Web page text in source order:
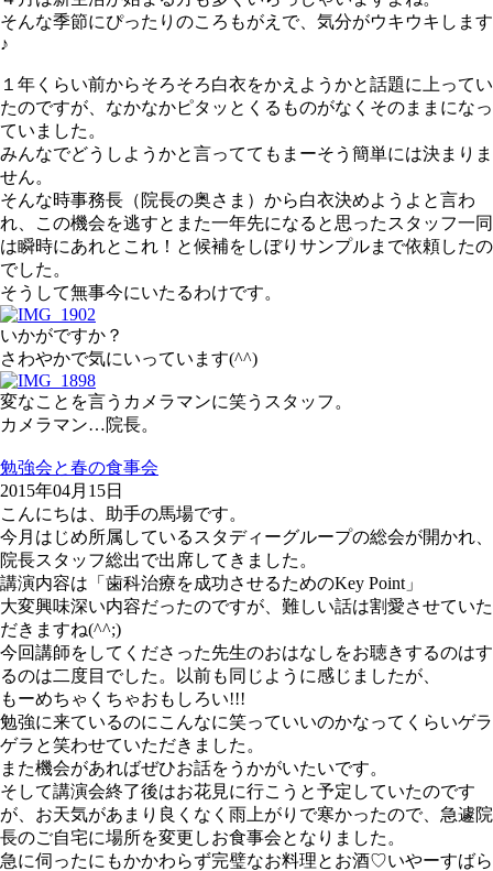
そんな季節にぴったりのころもがえで、気分がウキウキします
♪
１年くらい前からそろそろ白衣をかえようかと話題に上ってい
たのですが、なかなかピタッとくるものがなくそのままになっ
ていました。
みんなでどうしようかと言っててもまーそう簡単には決まりま
せん。
そんな時事務長（院長の奥さま）から白衣決めようよと言わ
れ、この機会を逃すとまた一年先になると思ったスタッフ一同
は瞬時にあれとこれ！と候補をしぼりサンプルまで依頼したの
でした。
そうして無事今にいたるわけです。
いかがですか？
さわやかで気にいっています(^^)
変なことを言うカメラマンに笑うスタッフ。
カメラマン…院長。
勉強会と春の食事会
2015年04月15日
こんにちは、助手の馬場です。
今月はじめ所属しているスタディーグループの総会が開かれ、
院長スタッフ総出で出席してきました。
講演内容は「歯科治療を成功させるためのKey Point」
大変興味深い内容だったのですが、難しい話は割愛させていた
だきますね(^^;)
今回講師をしてくださった先生のおはなしをお聴きするのはす
るのは二度目でした。以前も同じように感じましたが、
もーめちゃくちゃおもしろい!!!
勉強に来ているのにこんなに笑っていいのかなってくらいゲラ
ゲラと笑わせていただきました。
また機会があればぜひお話をうかがいたいです。
そして講演会終了後はお花見に行こうと予定していたのです
が、お天気があまり良くなく雨上がりで寒かったので、急遽院
長のご自宅に場所を変更しお食事会となりました。
急に伺ったにもかかわらず完璧なお料理とお酒♡いやーすばら